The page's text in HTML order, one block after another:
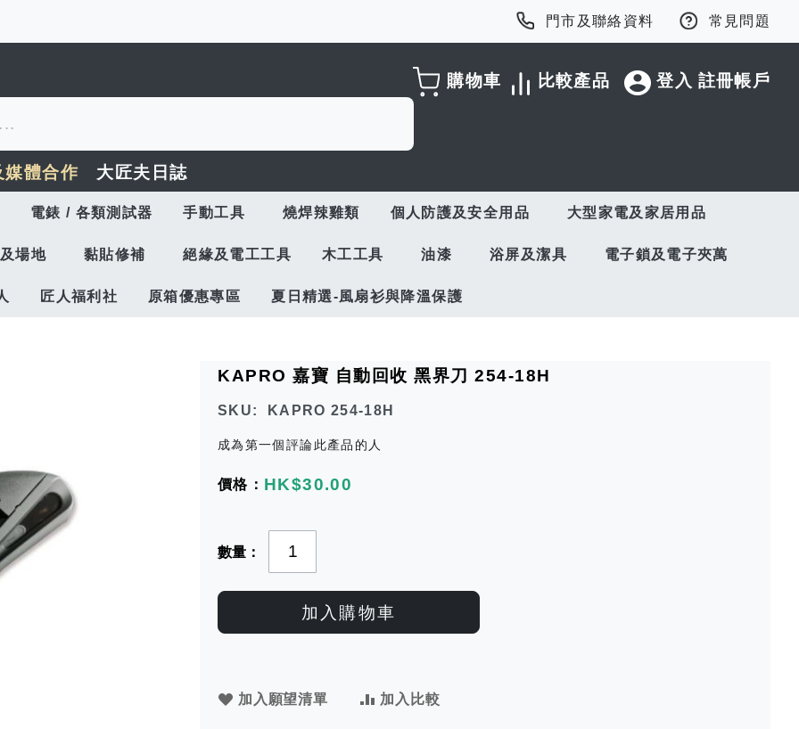
門市及聯絡資料 常見問題
登入 註冊帳戶
比較產品
購物車
體合作 大匠夫日誌
電錶 / 各類測試器 手動工具 燒焊辣雞類 個人防護及安全用品 大型家電及家居用品
場地 黏貼修補 絕緣及電工工具 木工工具 油漆 浴屏及潔具 電子鎖及電子夾萬
匠人福利社 原箱優惠專區 夏日精選-風扇衫與降溫保護
KAPRO 嘉寶 自動回收 黑界刀 254-18H
SKU KAPRO 254-18H
成為第一個評論此產品的人
HK$30.00
數量
加入購物車
加入願望清單 加入比較